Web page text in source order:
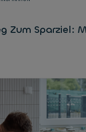
Zum Sparziel: